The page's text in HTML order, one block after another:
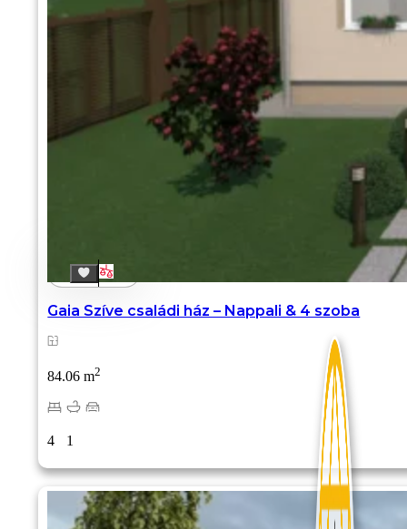
Gaia Szíve családi ház – Nappali & 4 szoba
84.06 m2
4 1